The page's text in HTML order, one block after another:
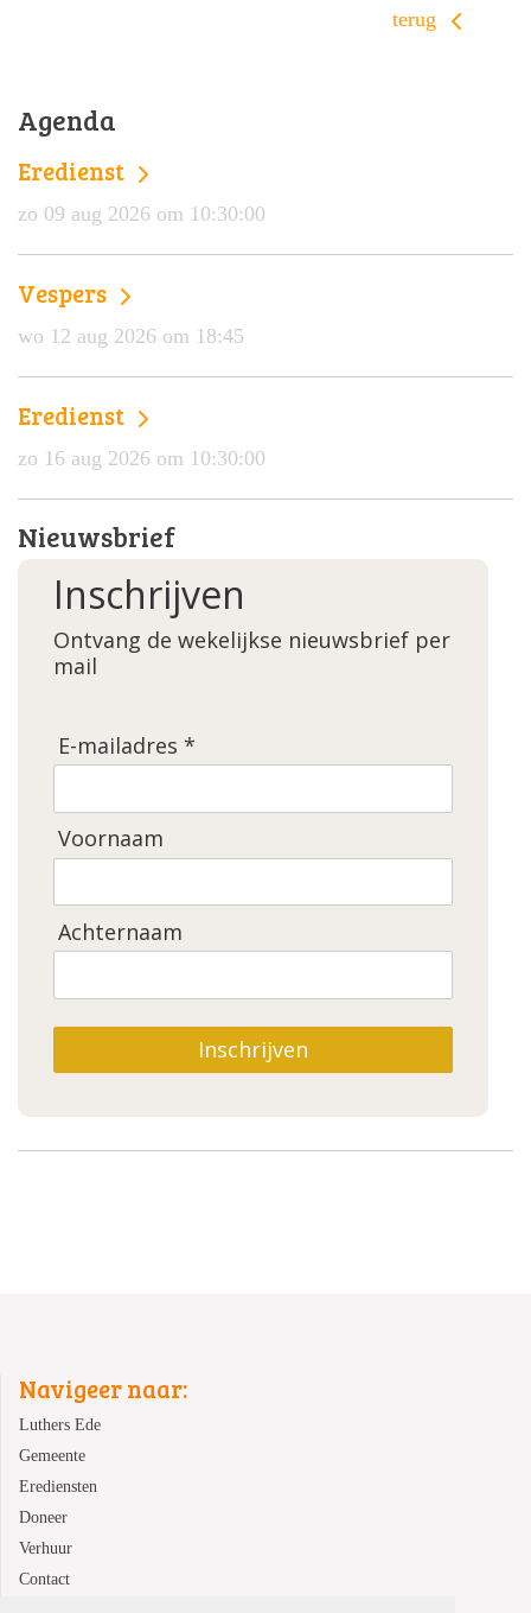
terug
Agenda
Eredienst
zo 09 aug 2026 om 10:30:00
Vespers
wo 12 aug 2026 om 18:45
Eredienst
zo 16 aug 2026 om 10:30:00
Nieuwsbrief
Inschrijven
Ontvang de wekelijkse nieuwsbrief per
mail
E-mailadres *
Voornaam
Achternaam
Inschrijven
Navigeer naar:
Luthers Ede
Gemeente
Erediensten
Doneer
Verhuur
Contact